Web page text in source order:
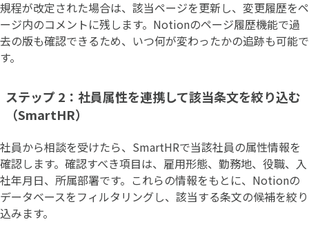
規程が改定された場合は、該当ページを更新し、変更履歴をペ
ージ内のコメントに残します。Notionのページ履歴機能で過
去の版も確認できるため、いつ何が変わったかの追跡も可能で
す。
ステップ 2：社員属性を連携して該当条文を絞り込む
（SmartHR）
社員から相談を受けたら、SmartHRで当該社員の属性情報を
確認します。確認すべき項目は、雇用形態、勤務地、役職、入
社年月日、所属部署です。これらの情報をもとに、Notionの
データベースをフィルタリングし、該当する条文の候補を絞り
込みます。